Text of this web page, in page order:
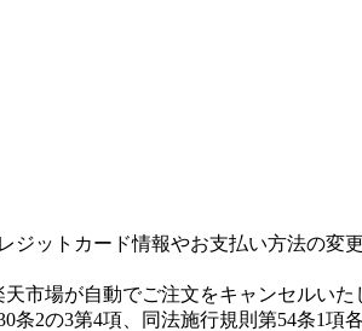
ットカード情報やお支払い方法の変
市場が自動でご注文をキャンセルいた
2の3第4項、同法施行規則第54条1項